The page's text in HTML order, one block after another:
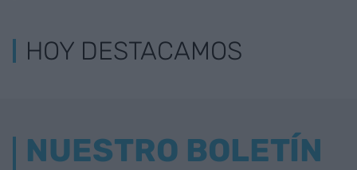
HOY DESTACAMOS
NUESTRO BOLETÍN